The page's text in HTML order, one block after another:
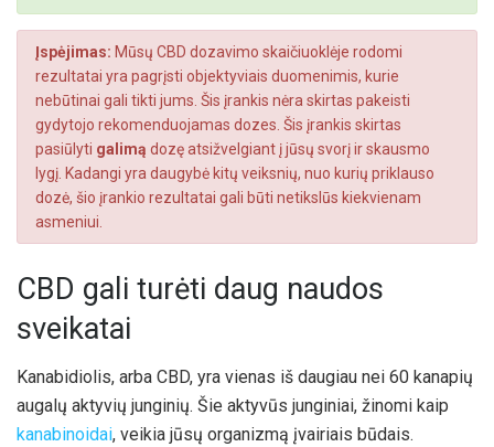
Įspėjimas: Mūsų CBD dozavimo skaičiuoklėje rodomi
rezultatai yra pagrįsti objektyviais duomenimis, kurie
nebūtinai gali tikti jums. Šis įrankis nėra skirtas pakeisti
gydytojo rekomenduojamas dozes. Šis įrankis skirtas
pasiūlyti galimą dozę atsižvelgiant į jūsų svorį ir skausmo
lygį. Kadangi yra daugybė kitų veiksnių, nuo kurių priklauso
dozė, šio įrankio rezultatai gali būti netikslūs kiekvienam
asmeniui.
CBD gali turėti daug naudos
sveikatai
Kanabidiolis, arba CBD, yra vienas iš daugiau nei 60 kanapių
augalų aktyvių junginių. Šie aktyvūs junginiai, žinomi kaip
kanabinoidai, veikia jūsų organizmą įvairiais būdais.